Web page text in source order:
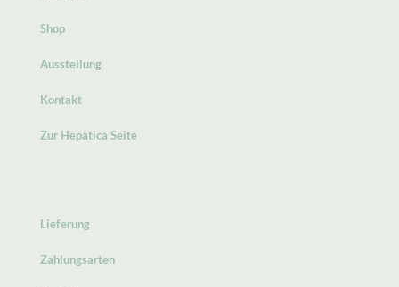
Shop
Ausstellung
Kontakt
Zur Hepatica Seite
Lieferung
Zahlungsarten